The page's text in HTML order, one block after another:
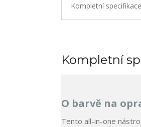
Kompletní specifikace
Kompletní
O barvě na
Tento all-in-one